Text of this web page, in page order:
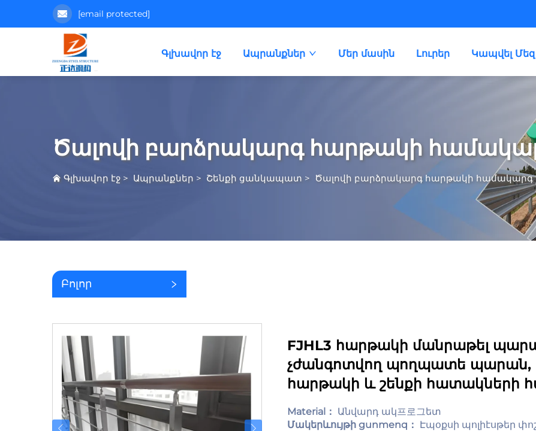
[email protected]
Գլխավոր էջ Ապրանքներ Մեր մասին Լուրեր Կապվել Մեզ
Ծալովի բարձրակարգ հարթակի
Գլխավոր էջ > Ապրանքներ > Շենքի ցանկապատ > Ծալովի բարձրակարգ հարթակի համակարգ
Բոլոր
FJHL3 հարթակի մանրաթել
չժանգոտվող պողպատե պարան,
հարթակի և շենքի հատակների
Material： Անվարդ ակ프로그ետ
Մակերևույթի gunmenq： Էպօքսի պոլիէսթեր